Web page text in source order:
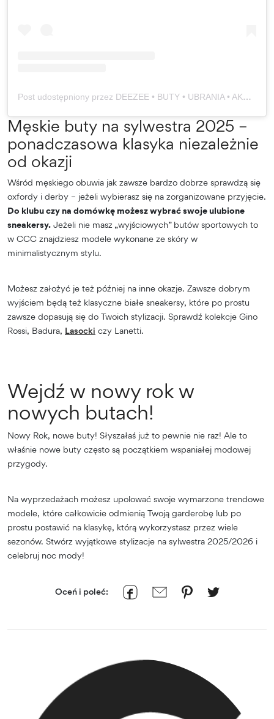
Post udostępniony przez DEEZEE • BUTY • UBRANIA • AKCESORIA (@deezee)
Męskie buty na sylwestra 2025 –
ponadczasowa klasyka niezależnie
od okazji
Wśród męskiego obuwia jak zawsze bardzo dobrze sprawdzą się
oxfordy i derby – jeżeli wybierasz się na zorganizowane przyjęcie.
Do klubu czy na domówkę możesz wybrać swoje ulubione
sneakersy. Jeżeli nie masz „wyjściowych” butów sportowych to
w CCC znajdziesz modele wykonane ze skóry w
minimalistycznym stylu.
Możesz założyć je też później na inne okazje. Zawsze dobrym
wyjściem będą też klasyczne białe sneakersy, które po prostu
zawsze dopasują się do Twoich stylizacji. Sprawdź kolekcje Gino
Rossi, Badura, Lasocki czy Lanetti.
Wejdź w nowy rok w
nowych butach!
Nowy Rok, nowe buty! Słyszałaś już to pewnie nie raz! Ale to
właśnie nowe buty często są początkiem wspaniałej modowej
przygody.
Na wyprzedażach możesz upolować swoje wymarzone trendowe
modele, które całkowicie odmienią Twoją garderobę lub po
prostu postawić na klasykę, którą wykorzystasz przez wiele
sezonów. Stwórz wyjątkowe stylizacje na sylwestra 2025/2026 i
celebruj noc mody!
Oceń i poleć: